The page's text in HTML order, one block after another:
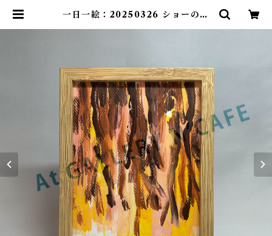
一日一絵：20250326 ショーの始